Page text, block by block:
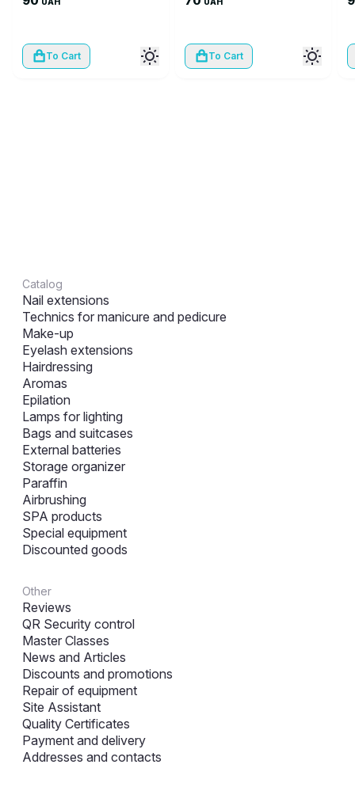
To Cart To Cart
Catalog
Nail extensions
Technics for manicure and pedicure
Make-up
Eyelash extensions
Hairdressing
Aromas
Epilation
Lamps for lighting
Bags and suitcases
External batteries
Storage organizer
Paraffin
Airbrushing
SPA products
Special equipment
Discounted goods
Other
Reviews
QR Security control
Master Classes
News and Articles
Discounts and promotions
Repair of equipment
Site Assistant
Quality Certificates
Payment and delivery
Addresses and contacts